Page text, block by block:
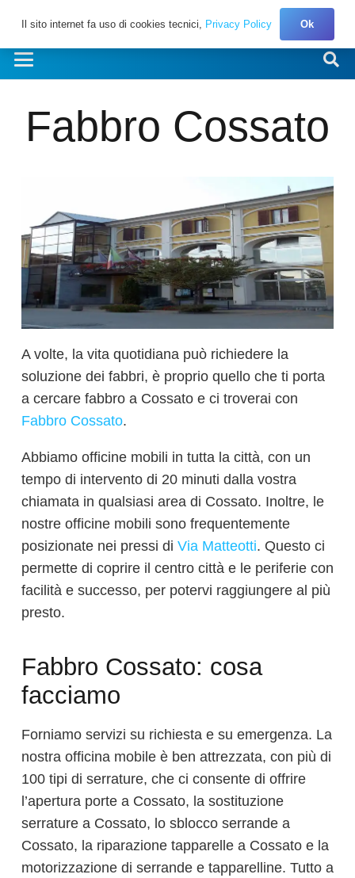
Fabbro Cossato
A volte, la vita quotidiana può richiedere la
soluzione dei fabbri, ​​è proprio quello che ti porta
a cercare fabbro a Cossato e ci troverai con
Fabbro Cossato.
Abbiamo officine mobili in tutta la città, con un
tempo di intervento di 20 minuti dalla vostra
chiamata in qualsiasi area di Cossato. Inoltre, le
nostre officine mobili sono frequentemente
posizionate nei pressi di Via Matteotti. Questo ci
permette di coprire il centro città e le periferie con
facilità e successo, per potervi raggiungere al più
presto.
Fabbro Cossato: cosa
facciamo
Forniamo servizi su richiesta e su emergenza. La
nostra officina mobile è ben attrezzata, con più di
100 tipi di serrature, che ci consente di offrire
l’apertura porte a Cossato, la sostituzione
serrature a Cossato, lo sblocco serrande a
Cossato, la riparazione tapparelle a Cossato e la
motorizzazione di serrande e tapparelline. Tutto a
Il sito internet fa uso di cookies tecnici, Privacy Policy Ok